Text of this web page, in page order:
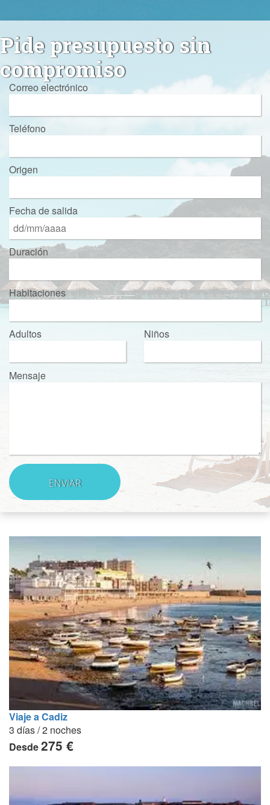
Pide presupuesto sin
compromiso
Correo electrónico
Teléfono
Origen
Fecha de salida
Duración
Habitaciones
Adultos Niños
Mensaje
Viaje a Cadiz
3 días / 2 noches
Desde275 €